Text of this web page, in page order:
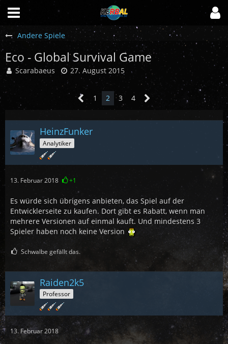
Andere Spiele
Eco - Global Survival Game
Scarabaeus 27. August 2015
1 2 3 4
HeinzFunker
Analytiker
13. Februar 2018 +1
Es würde sich übrigens anbieten, das Spiel auf der
Entwicklerseite zu kaufen. Dort gibt es Rabatt, wenn man
mehrere Versionen auf einmal kauft. Und mindestens 3
Spieler haben noch keine Version
Schwalbe gefällt das.
Raiden2k5
Professor
13. Februar 2018